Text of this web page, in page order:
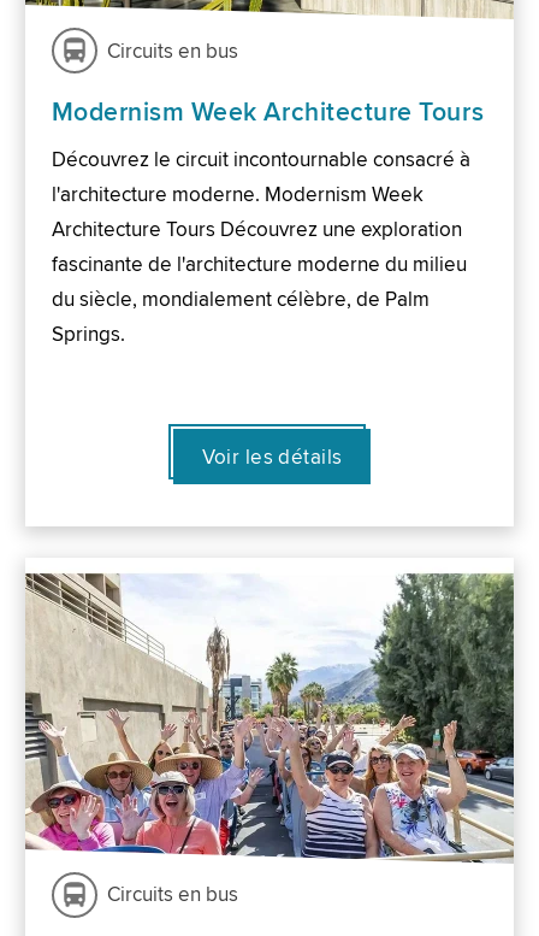
Circuits en bus
Modernism Week Architecture Tours
Découvrez le circuit incontournable consacré à
l'architecture moderne. Modernism Week
Architecture Tours Découvrez une exploration
fascinante de l'architecture moderne du milieu
du siècle, mondialement célèbre, de Palm
Springs.
Voir les détails
Circuits en bus